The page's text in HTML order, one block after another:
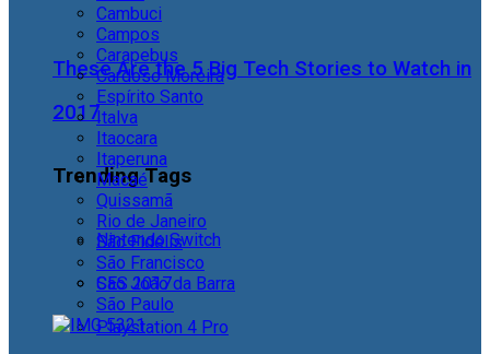
These Are the 5 Big Tech Stories to Watch in
2017
Trending Tags
Nintendo Switch
CES 2017
Playstation 4 Pro
Cambuci
Campos
Carapebus
Cardoso Moreira
Espírito Santo
Italva
Itaocara
Itaperuna
Macaé
Quissamã
Rio de Janeiro
São Fidélis
São Francisco
São João da Barra
São Paulo